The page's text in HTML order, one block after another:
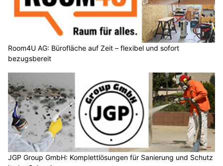
Room4U AG: Bürofläche auf Zeit – flexibel und sofort
bezugsbereit
JGP Group GmbH: Komplettlösungen für Sanierung und Schutz